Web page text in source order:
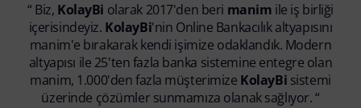
“ Biz, KolayBi olarak 2017'den beri manim ile iş birliği
içerisindeyiz. KolayBi'nin Online Bankacılık altyapısını
manim'e bırakarak kendi işimize odaklandık. Modern
altyapısı ile 25'ten fazla banka sistemine entegre olan
manim, 1.000'den fazla müşterimize KolayBi sistemi
üzerinde çözümler sunmamıza olanak sağlıyor.“